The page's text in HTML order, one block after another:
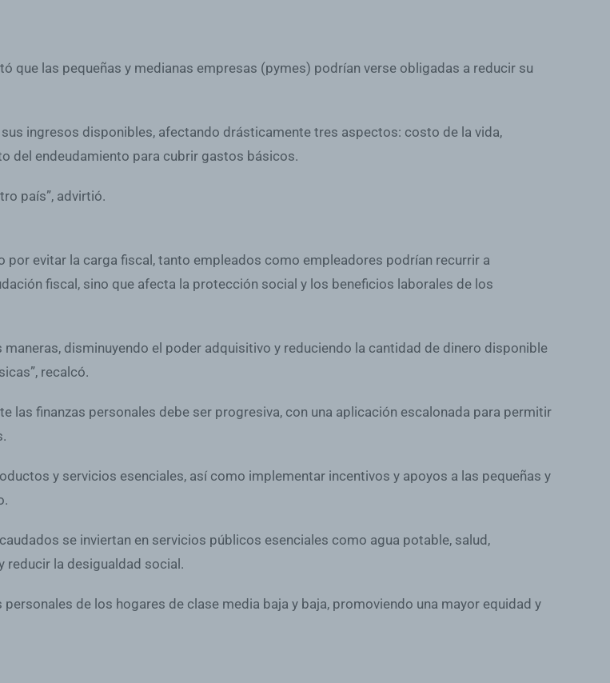
que las pequeñas y medianas empresas (pymes) podrían verse obligadas a reducir su
ingresos disponibles, afectando drásticamente tres aspectos: costo de la vida,
del endeudamiento para cubrir gastos básicos.
país”, advirtió.
evitar la carga fiscal, tanto empleados como empleadores podrían recurrir a
fiscal, sino que afecta la protección social y los beneficios laborales de los
disminuyendo el poder adquisitivo y reduciendo la cantidad de dinero disponible
recalcó.
las finanzas personales debe ser progresiva, con una aplicación escalonada para permitir
y servicios esenciales, así como implementar incentivos y apoyos a las pequeñas y
se inviertan en servicios públicos esenciales como agua potable, salud,
reducir la desigualdad social.
de los hogares de clase media baja y baja, promoviendo una mayor equidad y